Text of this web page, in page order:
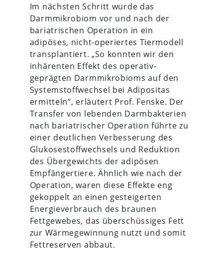
Im nächsten Schritt wurde das
Darmmikrobiom vor und nach der
bariatrischen Operation in ein
adipöses, nicht-operiertes Tiermodell
transplantiert. „So konnten wir den
inhärenten Effekt des operativ-
geprägten Darmmikrobioms auf den
Systemstoffwechsel bei Adipositas
ermitteln“, erläutert Prof. Fenske. Der
Transfer von lebenden Darmbakterien
nach bariatrischer Operation führte zu
einer deutlichen Verbesserung des
Glukosestoffwechsels und Reduktion
des Übergewichts der adipösen
Empfängertiere. Ähnlich wie nach der
Operation, waren diese Effekte eng
gekoppelt an einen gesteigerten
Energieverbrauch des braunen
Fettgewebes, das überschüssiges Fett
zur Wärmegewinnung nutzt und somit
Fettreserven abbaut.